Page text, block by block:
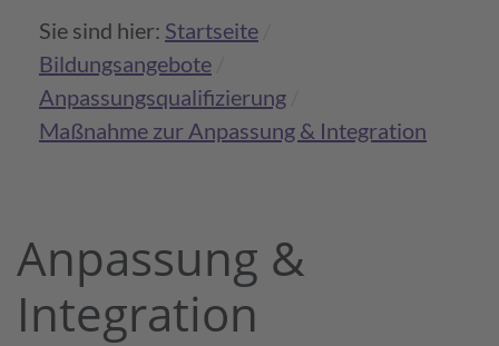
Sie sind hier: Startseite
Bildungs­angebote
Anpassungs­qualifizierung
Maßnahme zur Anpassung & Integration
Anpassung &
Integration